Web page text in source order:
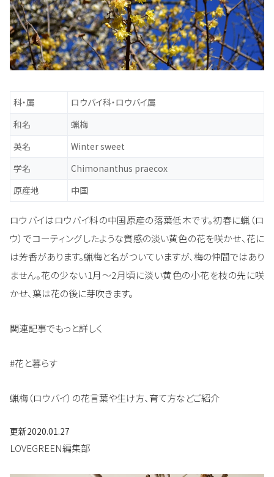
科・属
ロウバイ科・ロウバイ属
和名
蝋梅
英名
Winter sweet
学名
Chimonanthus praecox
原産地
中国
ロウバイはロウバイ科の中国原産の落葉低木です。初春に蝋（ロ
ウ）でコーティングしたような質感の淡い黄色の花を咲かせ、花に
は芳香があります。蝋梅と名がついていますが、梅の仲間ではあり
ません。花の少ない1月～2月頃に淡い黄色の小花を枝の先に咲
かせ、葉は花の後に芽吹きます。
関連記事でもっと詳しく
#花と暮らす
蝋梅（ロウバイ）の花言葉や生け方、育て方などご紹介
更新2020.01.27
LOVEGREEN編集部